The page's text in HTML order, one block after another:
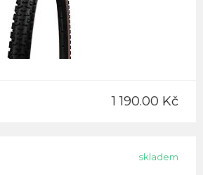
1 190.00 Kč
skladem